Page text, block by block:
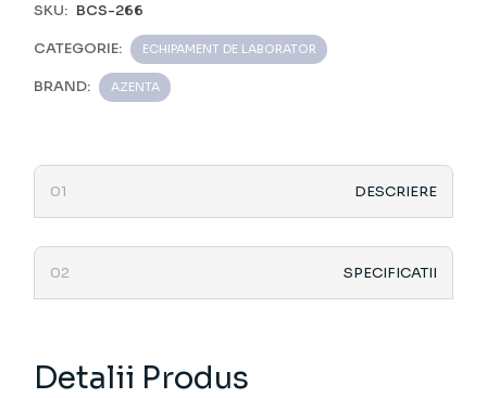
SKU: BCS-266
CATEGORIE: ECHIPAMENT DE LABORATOR
BRAND: AZENTA
DESCRIERE
SPECIFICATII
Detalii Produs